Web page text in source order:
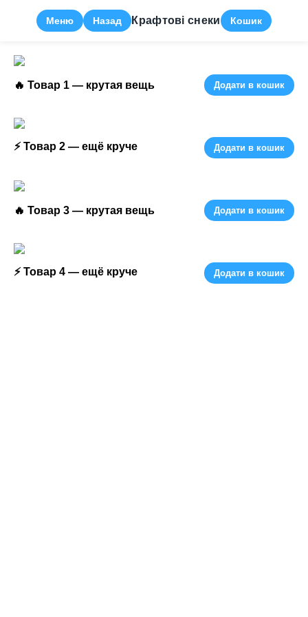
Меню Назад Крафтовi снеки Кошик
🔥 Товар 1 — крутая вещь Додати в кошик
⚡ Товар 2 — ещё круче Додати в кошик
🔥 Товар 3 — крутая вещь Додати в кошик
⚡ Товар 4 — ещё круче Додати в кошик